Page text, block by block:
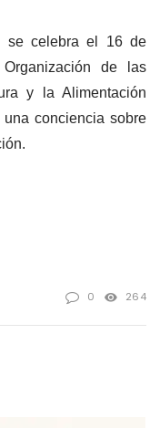
se celebra el 16 de
de las
y la Alimentación
conciencia sobre
0 264